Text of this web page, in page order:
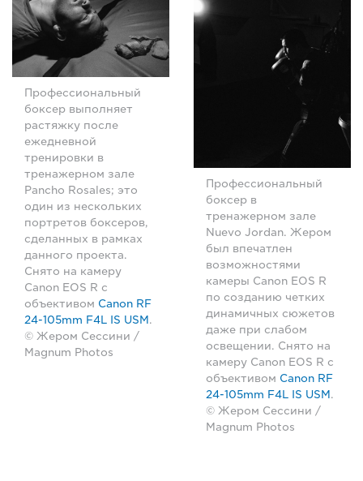
Профессиональный
боксер выполняет
растяжку после
ежедневной
тренировки в
тренажерном зале
Pancho Rosales; это
один из нескольких
портретов боксеров,
сделанных в рамках
данного проекта.
Снято на камеру
Canon EOS R с
объективом Canon RF
24-105mm F4L IS USM.
© Жером Сессини /
Magnum Photos
Профессиональный
боксер в
тренажерном зале
Nuevo Jordan. Жером
был впечатлен
возможностями
камеры Canon EOS R
по созданию четких
динамичных сюжетов
даже при слабом
освещении. Снято на
камеру Canon EOS R с
объективом Canon RF
24-105mm F4L IS USM .
© Жером Сессини /
Magnum Photos